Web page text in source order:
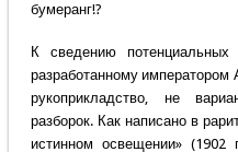
бумеранг!?
К сведению потенциальных
разработанному
рукоприкладство, не
разборок. Как написано в
истинном освещении» (1902